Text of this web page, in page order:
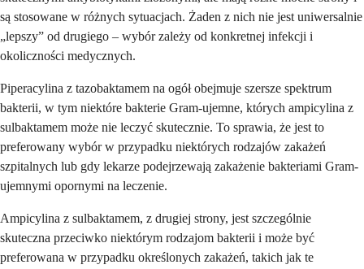
są stosowane w różnych sytuacjach. Żaden z nich nie jest uniwersalnie
„lepszy” od drugiego – wybór zależy od konkretnej infekcji i
okoliczności medycznych.
Piperacylina z tazobaktamem na ogół obejmuje szersze spektrum
bakterii, w tym niektóre bakterie Gram-ujemne, których ampicylina z
sulbaktamem może nie leczyć skutecznie. To sprawia, że jest to
preferowany wybór w przypadku niektórych rodzajów zakażeń
szpitalnych lub gdy lekarze podejrzewają zakażenie bakteriami Gram-
ujemnymi opornymi na leczenie.
Ampicylina z sulbaktamem, z drugiej strony, jest szczególnie
skuteczna przeciwko niektórym rodzajom bakterii i może być
preferowana w przypadku określonych zakażeń, takich jak te